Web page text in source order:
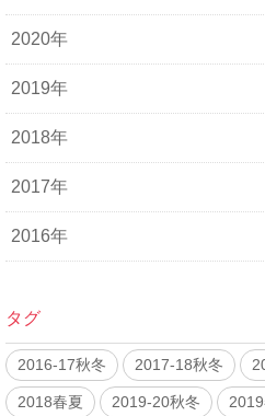
2020年
2019年
2018年
2017年
2016年
タグ
2016-17秋冬 2017-18秋冬
2018春夏 2019-20秋冬